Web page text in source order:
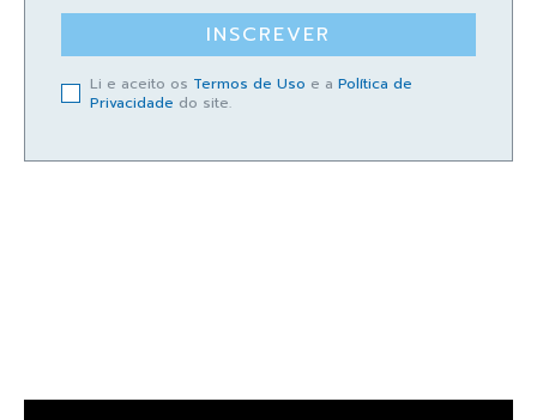
INSCREVER
Li e aceito os Termos de Uso e a Política de
Privacidade do site.